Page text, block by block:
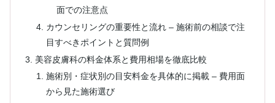
面での注意点
カウンセリングの重要性と流れ – 施術前の相談で注
目すべきポイントと質問例
美容皮膚科の料金体系と費用相場を徹底比較
施術別・症状別の目安料金を具体的に掲載 – 費用面
から見た施術選び